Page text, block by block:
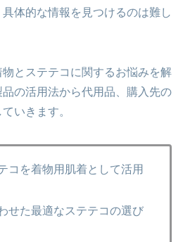
体的な情報を見つけるのは難し
とステテコに関するお悩みを解
の活用法から代用品、購入先の
いきます。
コを着物用肌着として活用
せた最適なステテコの選び